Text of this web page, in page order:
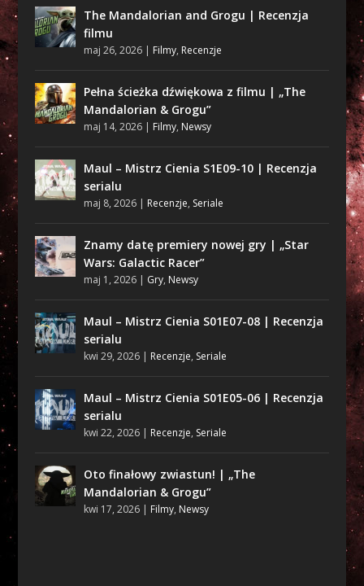
The Mandalorian and Grogu | Recenzja
filmu
maj 26, 2026| Filmy, Recenzje
Pełna ścieżka dźwiękowa z filmu | „The
Mandalorian & Grogu”
maj 14, 2026| Filmy, Newsy
Maul – Mistrz Cienia S1E09-10 | Recenzja
serialu
maj 8, 2026| Recenzje, Seriale
Znamy datę premiery nowej gry | „Star
Wars: Galactic Racer”
maj 1, 2026| Gry, Newsy
Maul – Mistrz Cienia S01E07-08 | Recenzja
serialu
kwi 29, 2026| Recenzje, Seriale
Maul – Mistrz Cienia S01E05-06 | Recenzja
serialu
kwi 22, 2026| Recenzje, Seriale
Oto finałowy zwiastun! | „The
Mandalorian & Grogu”
kwi 17, 2026| Filmy, Newsy